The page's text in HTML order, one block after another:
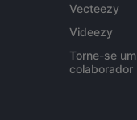
Vecteezy
Videezy
Torne-se um
colaborador